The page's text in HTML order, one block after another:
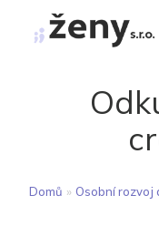
Domů » Osobní rozvoj